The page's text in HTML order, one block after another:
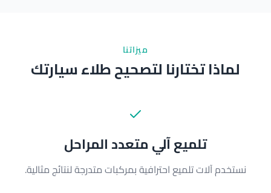
ميزاتنا
لماذا تختارنا لتصحيح طلاء سيارتك
تلميع آلي متعدد المراحل
نستخدم آلات تلميع احترافية بمركبات متدرجة لنتائج مثالية.